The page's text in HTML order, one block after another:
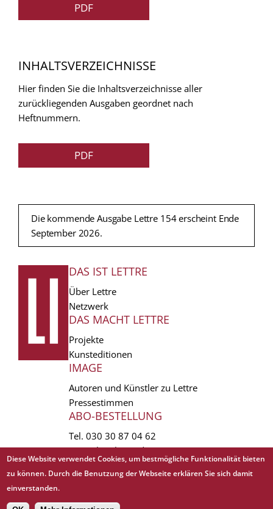
PDF
INHALTSVERZEICHNISSE
Hier finden Sie die Inhaltsverzeichnisse aller
zurückliegenden Ausgaben geordnet nach
Heftnummern.
PDF
Die kommende Ausgabe Lettre 154 erscheint Ende
September 2026.
FUSSZEILE
DAS IST LETTRE
Über Lettre
Netzwerk
DAS MACHT LETTRE
Projekte
Kunsteditionen
IMAGE
Autoren und Künstler zu Lettre
Pressestimmen
ABO-BESTELLUNG
Tel. 030 30 87 04 62
vertrieb(at)lettre.de
Copyright © 1988 - 2026 Lettre International. All rights reserved.
EXTRA
Diese Website verwendet Cookies, um bestmögliche Funktionalität bieten
zu können. Durch die Benutzung der Webseite erklären Sie sich damit
einverstanden.